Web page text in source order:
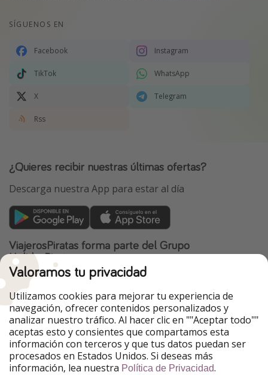
SÍGUENOS EN
Facebook Instagram
TikTok WhatsApp
X Telegram
Rss
¿Quieres recibir nuestras últimas ofertas?
Descarga nuestra App para estar al día
ViajerosPiratas forma parte del Grupo
HolidayPirates
Nuestros mercados
PiratinViaggio
HolidayPirates
VakantiePiraten
WakacyjniPiraci
VoyagesPirates
Ferienpiraten
Urlaubspiraten
Urlaubspiraten
TravelPirates
Nuestro grupo
Valoramos tu privacidad
Utilizamos cookies para mejorar tu experiencia de
navegación, ofrecer contenidos personalizados y
analizar nuestro tráfico. Al hacer clic en ""Aceptar todo""
aceptas esto y consientes que compartamos esta
información con terceros y que tus datos puedan ser
procesados en Estados Unidos. Si deseas más
información, lea nuestra Política de Privacidad.